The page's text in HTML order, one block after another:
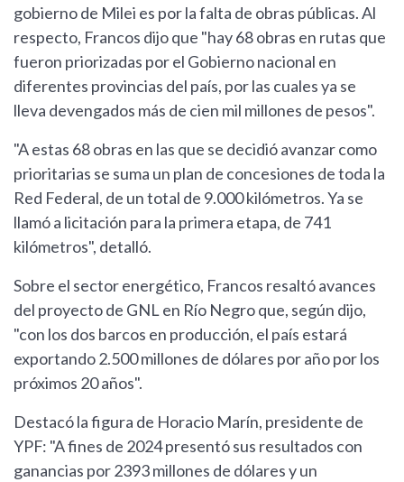
gobierno de Milei es por la falta de obras públicas. Al
respecto, Francos dijo que "hay 68 obras en rutas que
fueron priorizadas por el Gobierno nacional en
diferentes provincias del país, por las cuales ya se
lleva devengados más de cien mil millones de pesos".
"A estas 68 obras en las que se decidió avanzar como
prioritarias se suma un plan de concesiones de toda la
Red Federal, de un total de 9.000 kilómetros. Ya se
llamó a licitación para la primera etapa, de 741
kilómetros", detalló.
Sobre el sector energético, Francos resaltó avances
del proyecto de GNL en Río Negro que, según dijo,
"con los dos barcos en producción, el país estará
exportando 2.500 millones de dólares por año por los
próximos 20 años".
Destacó la figura de Horacio Marín, presidente de
YPF: "A fines de 2024 presentó sus resultados con
ganancias por 2393 millones de dólares y un